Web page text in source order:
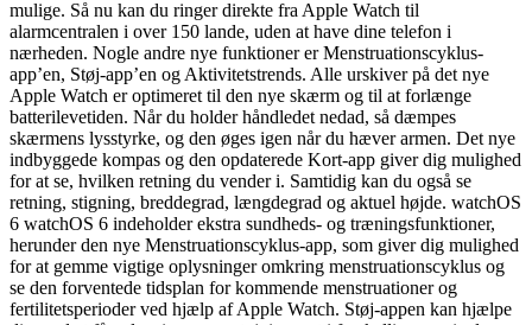
mulige. Så nu kan du ringer direkte fra Apple Watch til
alarmcentralen i over 150 lande, uden at have dine telefon i
nærheden. Nogle andre nye funktioner er Menstruationscyklus-
app’en, Støj-app’en og Aktivitetstrends. Alle urskiver på det nye
Apple Watch er optimeret til den nye skærm og til at forlænge
batterilevetiden. Når du holder håndledet nedad, så dæmpes
skærmens lysstyrke, og den øges igen når du hæver armen. Det nye
indbyggede kompas og den opdaterede Kort-app giver dig mulighed
for at se, hvilken retning du vender i. Samtidig kan du også se
retning, stigning, breddegrad, længdegrad og aktuel højde. watchOS
6 watchOS 6 indeholder ekstra sundheds- og træningsfunktioner,
herunder den nye Menstruationscyklus-app, som giver dig mulighed
for at gemme vigtige oplysninger omkring menstruationscyklus og
se den forventede tidsplan for kommende menstruationer og
fertilitetsperioder ved hjælp af Apple Watch. Støj-appen kan hjælpe